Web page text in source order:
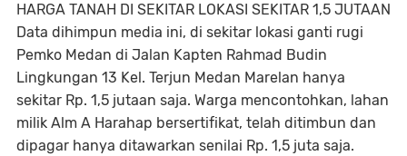
HARGA TANAH DI SEKITAR LOKASI SEKITAR 1,5 JUTAAN
Data dihimpun media ini, di sekitar lokasi ganti rugi
Pemko Medan di Jalan Kapten Rahmad Budin
Lingkungan 13 Kel. Terjun Medan Marelan hanya
sekitar Rp. 1,5 jutaan saja. Warga mencontohkan, lahan
milik Alm A Harahap bersertifikat, telah ditimbun dan
dipagar hanya ditawarkan senilai Rp. 1,5 juta saja.